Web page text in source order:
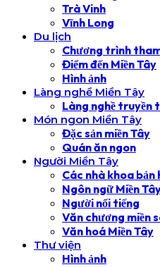
Trà Vinh
Vĩnh Long
Du lịch
Chương trình
Điểm đến Miền Tây
Hình ảnh
Làng nghề Miền Tây
Làng nghề truyền
Món ngon Miền Tây
Đặc sản miền Tây
Quán ăn ngon
Người Miền Tây
Các nhà khoa bản
Ngôn ngữ Miền
Người nổi tiếng
Văn chương miền
Văn hoá Miền Tây
Thư viện
Hình ảnh